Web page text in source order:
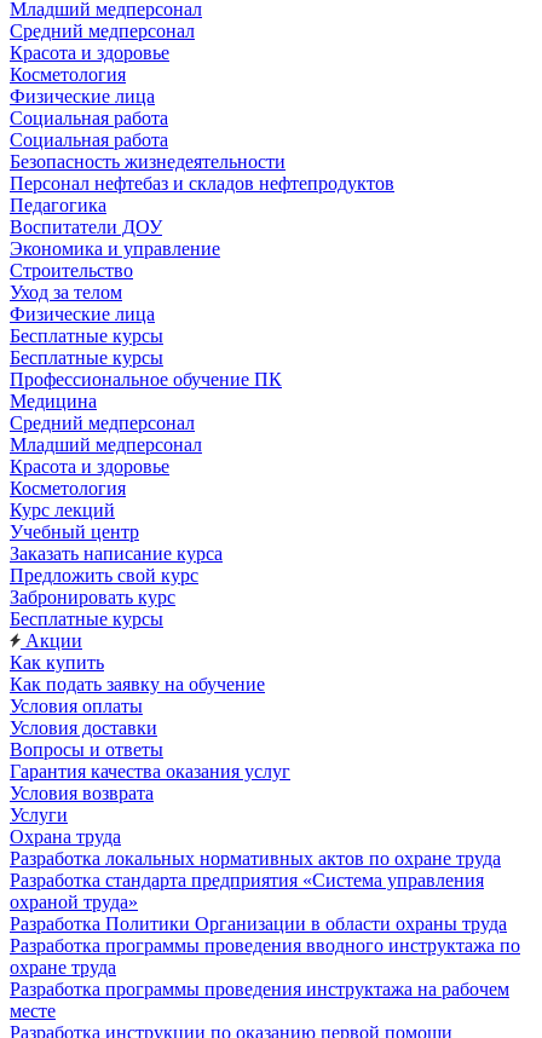
Младший медперсонал
Средний медперсонал
Красота и здоровье
Косметология
Физические лица
Социальная работа
Социальная работа
Безопасность жизнедеятельности
Персонал нефтебаз и складов нефтепродуктов
Педагогика
Воспитатели ДОУ
Экономика и управление
Строительство
Уход за телом
Физические лица
Бесплатные курсы
Бесплатные курсы
Профессиональное обучение ПК
Медицина
Средний медперсонал
Младший медперсонал
Красота и здоровье
Косметология
Курс лекций
Учебный центр
Заказать написание курса
Предложить свой курс
Забронировать курс
Бесплатные курсы
Акции
Как купить
Как подать заявку на обучение
Условия оплаты
Условия доставки
Вопросы и ответы
Гарантия качества оказания услуг
Условия возврата
Услуги
Охрана труда
Разработка локальных нормативных актов по охране труда
Разработка стандарта предприятия «Система управления
охраной труда»
Разработка Политики Организации в области охраны труда
Разработка программы проведения вводного инструктажа по
охране труда
Разработка программы проведения инструктажа на рабочем
месте
Разработка инструкции по оказанию первой помощи